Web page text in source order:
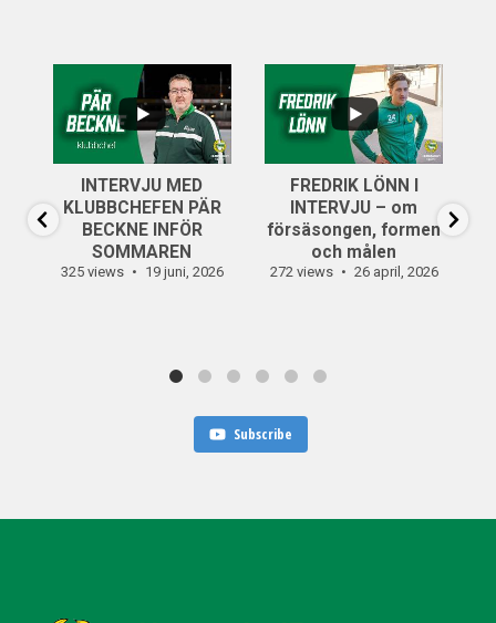
...
14
0
INTERVJU MED
KLUBBCHEFEN PÄR
BECKNE INFÖR
SOMMAREN
325 views 19 juni, 2026
6
0
FREDRIK LÖNN I
INTERVJU – om
försäsongen, formen
och målen
272 views 26 april, 2026
Subscribe